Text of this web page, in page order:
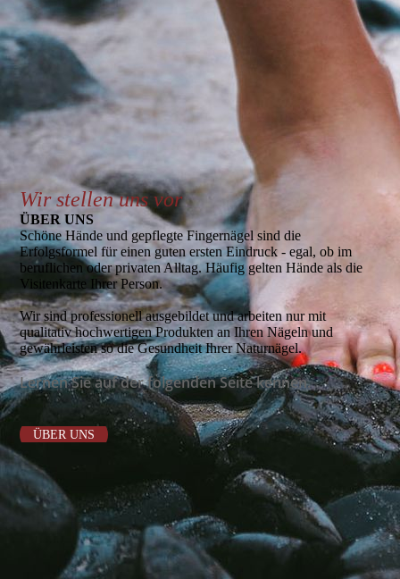
Wir stellen uns vor
ÜBER UNS
Schöne Hände und gepflegte Fingernägel sind die
Erfolgsformel für einen guten ersten Eindruck - egal, ob im
beruflichen oder pri­va­ten Alltag. Häufig gelten Hände als die
Visitenkarte Ihrer Person.
Wir sind professionell ausgebildet und arbeiten nur mit
qualitativ hochwertigen Produkten an Ihren Nägeln und
gewährleisten so die Gesundheit Ihrer Naturnägel.
Lernen Sie auf der folgenden Seite kennen.
ÜBER UNS